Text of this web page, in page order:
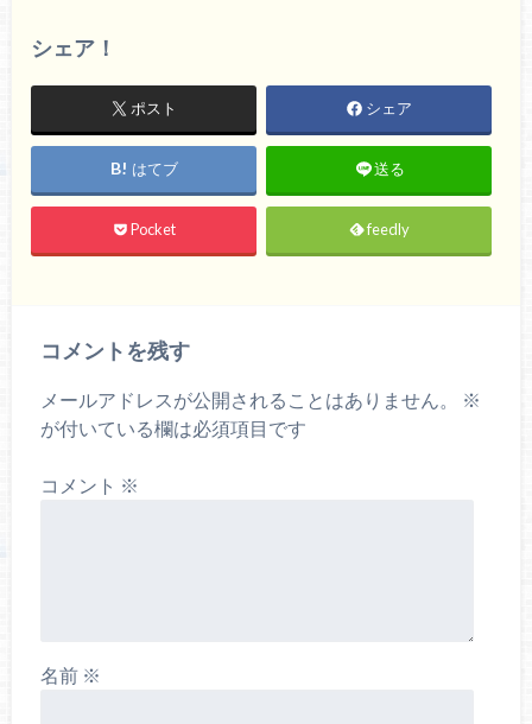
シェア！
ポスト シェア
はてブ 送る
Pocket feedly
コメントを残す
メールアドレスが公開されることはありません。
※
が付いている欄は必須項目です
コメント ※
名前 ※